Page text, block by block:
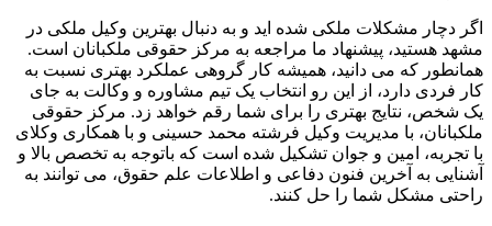
اگر دچار مشکلات ملکی شده اید و به دنبال بهترین وکیل ملکی در
مشهد هستید، پیشنهاد ما مراجعه به مرکز حقوقی ملکبانان است.
همانطور که می دانید، همیشه کار گروهی عملکرد بهتری نسبت به
کار فردی دارد، از این رو انتخاب یک تیم مشاوره و وکالت به جای
یک شخص، نتایج بهتری را برای شما رقم خواهد زد. مرکز حقوقی
ملکبانان، با مدیریت وکیل فرشته محمد حسینی و با همکاری وکلای
با تجربه، امین و جوان تشکیل شده است که باتوجه به تخصص بالا و
آشنایی به آخرین فنون دفاعی و اطلاعات علم حقوق، می توانند به
راحتی مشکل شما را حل کنند.